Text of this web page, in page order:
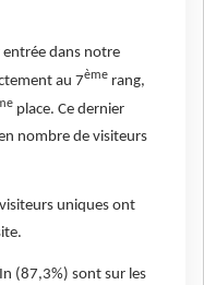
entrée dans notre
au 7ème rang,
place. Ce dernier
nombre de visiteurs
uniques ont
(87,3%) sont sur les